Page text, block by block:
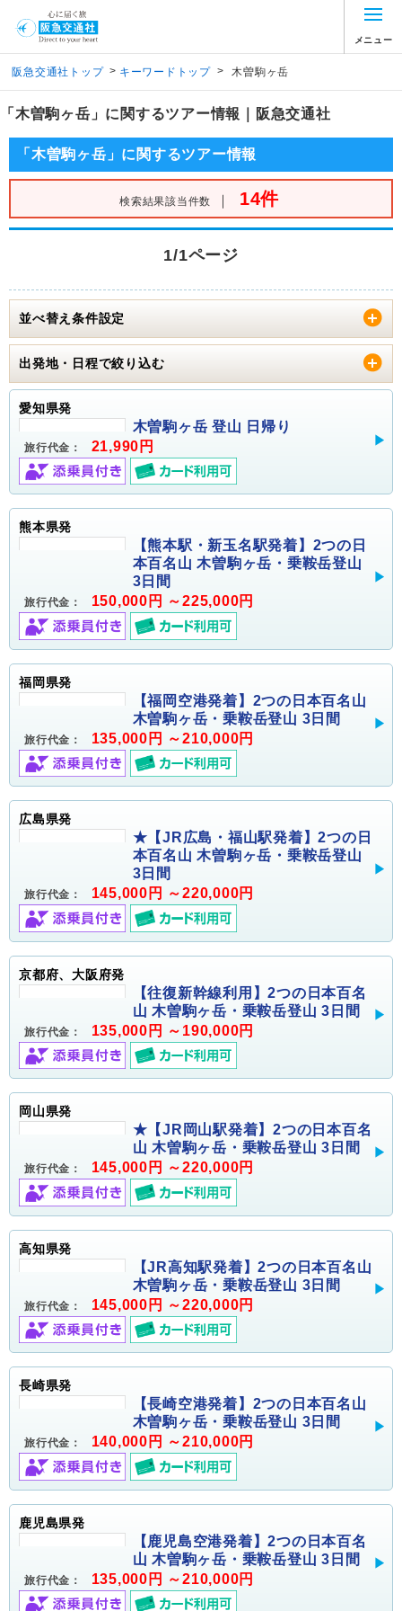
メニュー
阪急交通社トップ > キーワードトップ > 木曽駒ヶ岳
「木曽駒ヶ岳」に関するツアー情報｜阪急交通社
「木曽駒ヶ岳」に関するツアー情報
検索結果該当件数 ｜ 14件
1/1ページ
並べ替え条件設定
出発地・日程で絞り込む
愛知県発
木曽駒ヶ岳 登山 日帰り
旅行代金： 21,990円
熊本県発
【熊本駅・新玉名駅発着】2つの日
本百名山 木曽駒ヶ岳・乗鞍岳登山
3日間
旅行代金： 150,000円 ～225,000円
福岡県発
【福岡空港発着】2つの日本百名山
木曽駒ヶ岳・乗鞍岳登山 3日間
旅行代金： 135,000円 ～210,000円
広島県発
★【JR広島・福山駅発着】2つの日
本百名山 木曽駒ヶ岳・乗鞍岳登山
3日間
旅行代金： 145,000円 ～220,000円
京都府、大阪府発
【往復新幹線利用】2つの日本百名
山 木曽駒ヶ岳・乗鞍岳登山 3日間
旅行代金： 135,000円 ～190,000円
岡山県発
★【JR岡山駅発着】2つの日本百名
山 木曽駒ヶ岳・乗鞍岳登山 3日間
旅行代金： 145,000円 ～220,000円
高知県発
【JR高知駅発着】2つの日本百名山
木曽駒ヶ岳・乗鞍岳登山 3日間
旅行代金： 145,000円 ～220,000円
長崎県発
【長崎空港発着】2つの日本百名山
木曽駒ヶ岳・乗鞍岳登山 3日間
旅行代金： 140,000円 ～210,000円
鹿児島県発
【鹿児島空港発着】2つの日本百名
山 木曽駒ヶ岳・乗鞍岳登山 3日間
旅行代金： 135,000円 ～210,000円